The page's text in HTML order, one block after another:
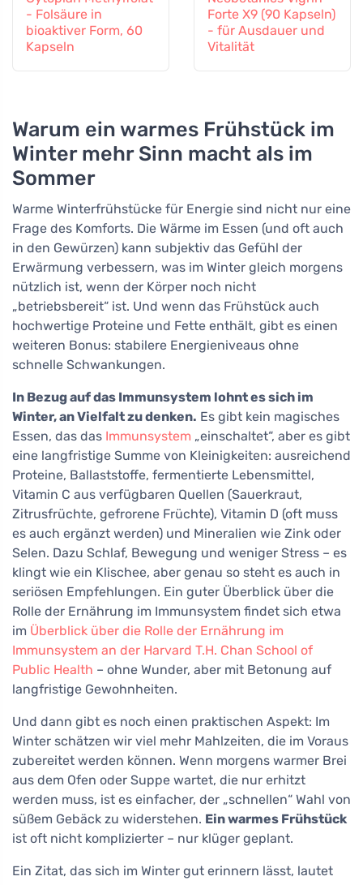
- Folsäure in
bioaktiver Form, 60
Kapseln
Forte X9 (90 Kapseln)
- für Ausdauer und
Vitalität
Warum ein warmes Frühstück im
Winter mehr Sinn macht als im
Sommer
Warme Winterfrühstücke für Energie sind nicht nur eine
Frage des Komforts. Die Wärme im Essen (und oft auch
in den Gewürzen) kann subjektiv das Gefühl der
Erwärmung verbessern, was im Winter gleich morgens
nützlich ist, wenn der Körper noch nicht
„betriebsbereit“ ist. Und wenn das Frühstück auch
hochwertige Proteine und Fette enthält, gibt es einen
weiteren Bonus: stabilere Energieniveaus ohne
schnelle Schwankungen.
In Bezug auf das Immunsystem lohnt es sich im
Winter, an Vielfalt zu denken. Es gibt kein magisches
Essen, das das Immunsystem „einschaltet“, aber es gibt
eine langfristige Summe von Kleinigkeiten: ausreichend
Proteine, Ballaststoffe, fermentierte Lebensmittel,
Vitamin C aus verfügbaren Quellen (Sauerkraut,
Zitrusfrüchte, gefrorene Früchte), Vitamin D (oft muss
es auch ergänzt werden) und Mineralien wie Zink oder
Selen. Dazu Schlaf, Bewegung und weniger Stress – es
klingt wie ein Klischee, aber genau so steht es auch in
seriösen Empfehlungen. Ein guter Überblick über die
Rolle der Ernährung im Immunsystem findet sich etwa
im Überblick über die Rolle der Ernährung im
Immunsystem an der Harvard T.H. Chan School of
Public Health – ohne Wunder, aber mit Betonung auf
langfristige Gewohnheiten.
Und dann gibt es noch einen praktischen Aspekt: Im
Winter schätzen wir viel mehr Mahlzeiten, die im Voraus
zubereitet werden können. Wenn morgens warmer Brei
aus dem Ofen oder Suppe wartet, die nur erhitzt
werden muss, ist es einfacher, der „schnellen“ Wahl von
süßem Gebäck zu widerstehen. Ein warmes Frühstück
ist oft nicht komplizierter – nur klüger geplant.
Ein Zitat, das sich im Winter gut erinnern lässt, lautet